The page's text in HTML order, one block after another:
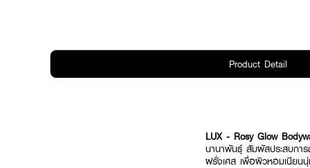
Product Detail
LUX- Rosy Glow
นานาพันธุ์ สัมผัสประสบกา
ฝรั่งเศส เพื่อผิวหอมเนียน